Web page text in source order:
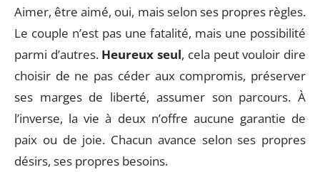
Aimer, être aimé, oui, mais selon ses propres règles.
Le couple n’est pas une fatalité, mais une possibilité
parmi d’autres. Heureux seul, cela peut vouloir dire
choisir de ne pas céder aux compromis, préserver
ses marges de liberté, assumer son parcours. À
l’inverse, la vie à deux n’offre aucune garantie de
paix ou de joie. Chacun avance selon ses propres
désirs, ses propres besoins.